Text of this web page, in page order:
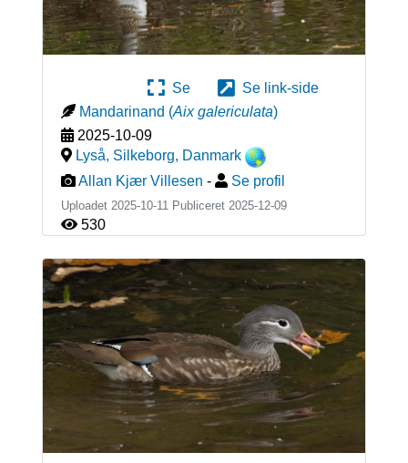
Se
Se link-side
Mandarinand (Aix galericulata)
2025-10-09
Lyså, Silkeborg, Danmark
Allan Kjær Villesen - Se profil
Uploadet 2025-10-11 Publiceret 2025-12-09
530